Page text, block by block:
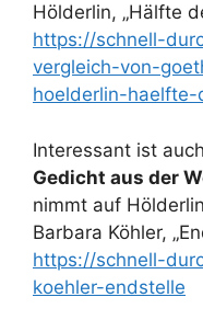
Hölderlin, „Hälfte
https://schnell-
vergleich-von-
hoelderlin-haelfte-
Interessant ist
Gedicht aus der
nimmt auf
Barbara Köhler,
https://schnell-
koehler-endstelle